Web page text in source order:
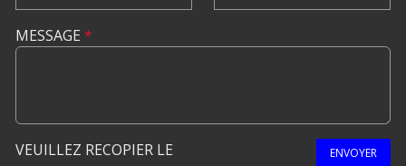
MESSAGE *
VEUILLEZ RECOPIER LE
ENVOYER